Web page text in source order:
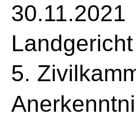
30.11.2021
5.